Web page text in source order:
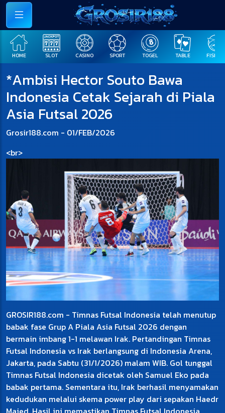
HOME SLOT CASINO SPORT TOGEL TABLE
*Ambisi Hector Souto Bawa
Indonesia Cetak Sejarah di Piala
Asia Futsal 2026
Grosir188.com - 01/FEB/2026
<br>
GROSIR188.com - Timnas Futsal Indonesia telah menutup
babak fase Grup A Piala Asia Futsal 2026 dengan
bermain imbang 1-1 melawan Irak. Pertandingan Timnas
Futsal Indonesia vs Irak berlangsung di Indonesia Arena,
Jakarta, pada Sabtu (31/1/2026) malam WIB. Gol tunggal
Timnas Futsal Indonesia dicetak oleh Samuel Eko pada
babak pertama. Sementara itu, Irak berhasil menyamakan
kedudukan melalui skema power play dari sepakan Haedr